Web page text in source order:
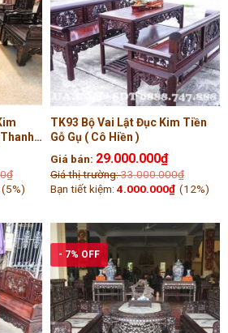
₫
(5%)
TK93 Bộ Vai Lật Đục Kim Tiền
Gỗ Gụ ( Cô Hiền )
Giá bán: 29.000.000₫
Giá thị trường:33.000.000₫
Bạn tiết kiệm: 4.000.000₫ (12%)
- 7% OFF